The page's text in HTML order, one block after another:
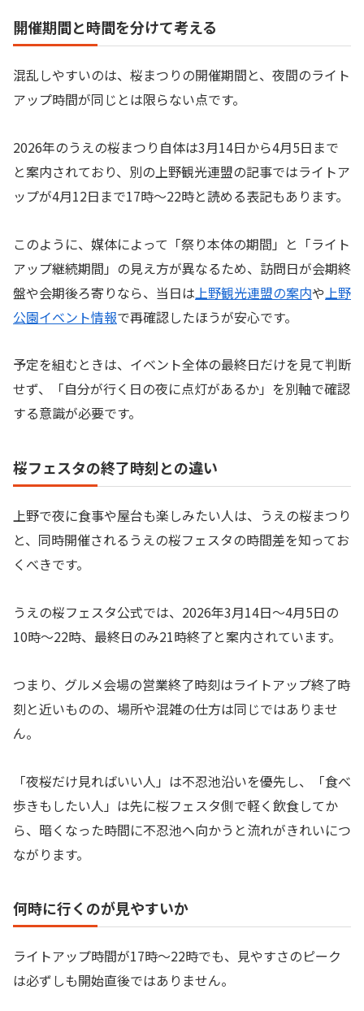
開催期間と時間を分けて考える
混乱しやすいのは、桜まつりの開催期間と、夜間のライト
アップ時間が同じとは限らない点です。
2026年のうえの桜まつり自体は3月14日から4月5日まで
と案内されており、別の上野観光連盟の記事ではライトア
ップが4月12日まで17時〜22時と読める表記もあります。
このように、媒体によって「祭り本体の期間」と「ライト
アップ継続期間」の見え方が異なるため、訪問日が会期終
盤や会期後ろ寄りなら、当日は 上野観光連盟の案内や 上野
公園イベント情報で再確認したほうが安心です。
予定を組むときは、イベント全体の最終日だけを見て判断
せず、「自分が行く日の夜に点灯があるか」を別軸で確認
する意識が必要です。
桜フェスタの終了時刻との違い
上野で夜に食事や屋台も楽しみたい人は、うえの桜まつり
と、同時開催されるうえの桜フェスタの時間差を知ってお
くべきです。
うえの桜フェスタ公式では、2026年3月14日〜4月5日の
10時〜22時、最終日のみ21時終了と案内されています。
つまり、グルメ会場の営業終了時刻はライトアップ終了時
刻と近いものの、場所や混雑の仕方は同じではありませ
ん。
「夜桜だけ見ればいい人」は不忍池沿いを優先し、「食べ
歩きもしたい人」は先に桜フェスタ側で軽く飲食してか
ら、暗くなった時間に不忍池へ向かうと流れがきれいにつ
ながります。
何時に行くのが見やすいか
ライトアップ時間が17時〜22時でも、見やすさのピーク
は必ずしも開始直後ではありません。